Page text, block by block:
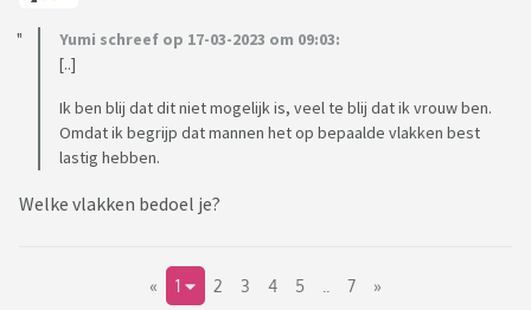
Yumi schreef op 17-03-2023 om 09:03:
[..]
Ik ben blij dat dit niet mogelijk is, veel te blij dat ik vrouw ben.
Omdat ik begrijp dat mannen het op bepaalde vlakken best
lastig hebben.
Welke vlakken bedoel je?
« 1 2 3 4 5 7 »